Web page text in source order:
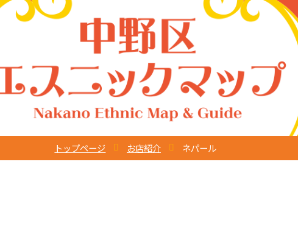
トップページ お店紹介 ネパール